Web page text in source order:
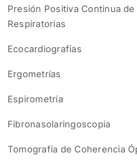
Presión Positiva Continua de
Respiratorias
Ecocardiografías
Ergometrías
Espirometría
Fibronasolaringoscopia
Tomografía de Coherencia